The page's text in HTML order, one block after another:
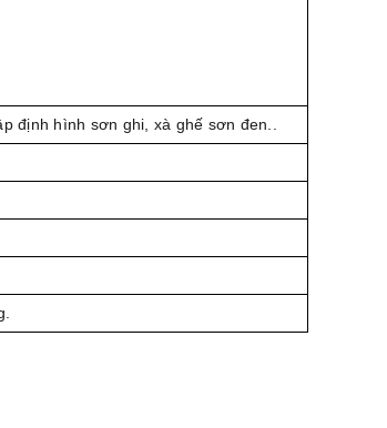
định hình sơn ghi, xà ghế sơn đen..